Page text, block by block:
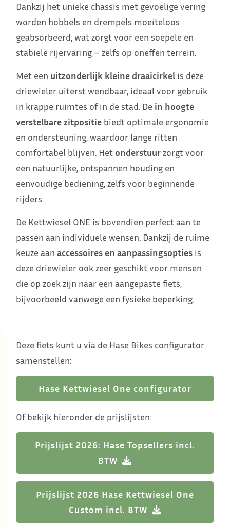
Dankzij het unieke chassis met gevoelige vering
worden hobbels en drempels moeiteloos
geabsorbeerd, wat zorgt voor een soepele en
stabiele rijervaring – zelfs op oneffen terrein.
Met een uitzonderlijk kleine draaicirkel is deze
driewieler uiterst wendbaar, ideaal voor gebruik
in krappe ruimtes of in de stad. De in hoogte
verstelbare zitpositie biedt optimale ergonomie
en ondersteuning, waardoor lange ritten
comfortabel blijven. Het onderstuurzorgt voor
een natuurlijke, ontspannen houding en
eenvoudige bediening, zelfs voor beginnende
rijders.
De Kettwiesel ONE is bovendien perfect aan te
passen aan individuele wensen. Dankzij de ruime
keuze aan accessoires en aanpassingsopties is
deze driewieler ook zeer geschikt voor mensen
die op zoek zijn naar een aangepaste fiets,
bijvoorbeeld vanwege een fysieke beperking.
Deze fiets kunt u via de Hase Bikes configurator
samenstellen:
Hase Kettwiesel One configurator
Of bekijk hieronder de prijslijsten:
Prijslijst 2026: Hase Topsellers incl.
BTW
Prijslijst 2026 Hase Kettwiesel One
Custom incl. BTW